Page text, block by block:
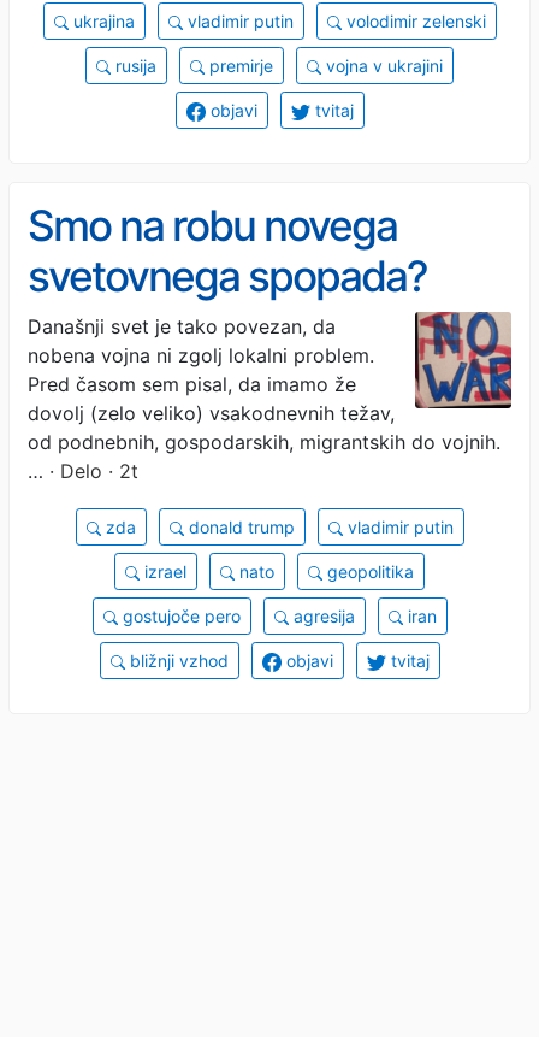
ukrajina vladimir putin volodimir zelenski
rusija premirje vojna v ukrajini
objavi tvitaj
Smo na robu novega
svetovnega spopada?
Današnji svet je tako povezan, da
nobena vojna ni zgolj lokalni problem.
Pred časom sem pisal, da imamo že
dovolj (zelo veliko) vsakodnevnih težav,
od podnebnih, gospodarskih, migrantskih do vojnih.
… · Delo · 2t
zda donald trump vladimir putin
izrael nato geopolitika
gostujoče pero agresija iran
bližnji vzhod objavi tvitaj